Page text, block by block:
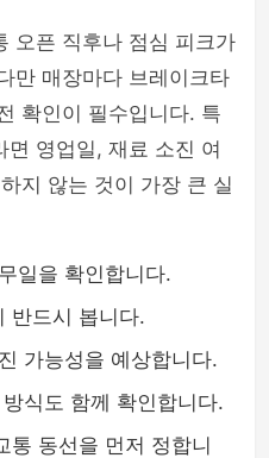
오픈 직후나 점심 피크가
만 매장마다 브레이크타
확인이 필수입니다. 특
영업일, 재료 소진 여
지 않는 것이 가장 큰 실
일을 확인합니다.
반드시 봅니다.
가능성을 예상합니다.
식도 함께 확인합니다.
통 동선을 먼저 정합니